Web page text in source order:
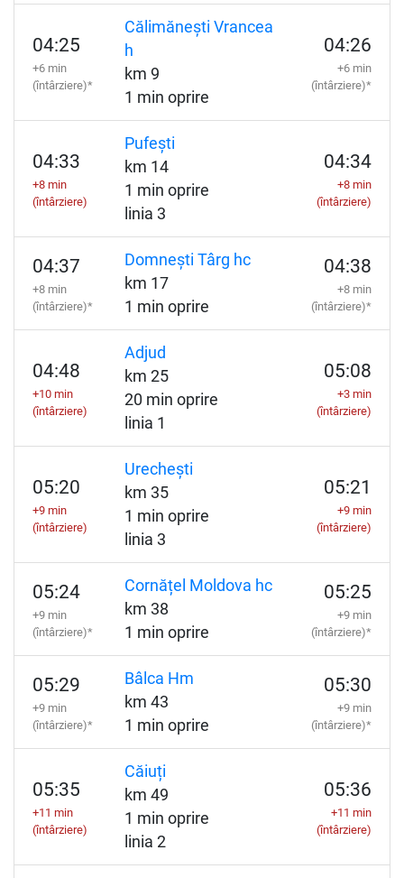
04:25
+6 min
(întârziere)*
Călimănești Vrancea
h
km 9
1 min oprire
04:26
+6 min
(întârziere)*
04:33
+8 min
(întârziere)
Pufești
km 14
1 min oprire
linia 3
04:34
+8 min
(întârziere)
04:37
+8 min
(întârziere)*
Domnești Târg hc
km 17
1 min oprire
04:38
+8 min
(întârziere)*
04:48
+10 min
(întârziere)
Adjud
km 25
20 min oprire
linia 1
05:08
+3 min
(întârziere)
05:20
+9 min
(întârziere)
Urechești
km 35
1 min oprire
linia 3
05:21
+9 min
(întârziere)
05:24
+9 min
(întârziere)*
Cornățel Moldova hc
km 38
1 min oprire
05:25
+9 min
(întârziere)*
05:29
+9 min
(întârziere)*
Bâlca Hm
km 43
1 min oprire
05:30
+9 min
(întârziere)*
05:35
+11 min
(întârziere)
Căiuți
km 49
1 min oprire
linia 2
05:36
+11 min
(întârziere)